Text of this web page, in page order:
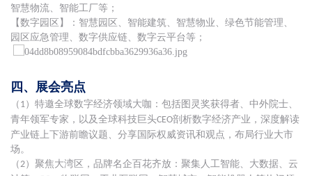
智慧物流、智能工厂等；
【数字园区】：智慧园区、智能建筑、智慧物业、绿色节能管理、
园区应急管理、数字供应链、数字云平台等；
四、展会亮点
（ 1）特邀全球数字经济领域大咖：包括图灵奖获得者、中外院士、
青年领军专家，以及全球科技巨头CEO剖析数字经济产业，深度解读
产业链上下游前瞻议题、分享国际权威资讯和观点，布局行业大市
场。
（2）聚焦大湾区，品牌名企百花齐放：聚集人工智能、大数据、云